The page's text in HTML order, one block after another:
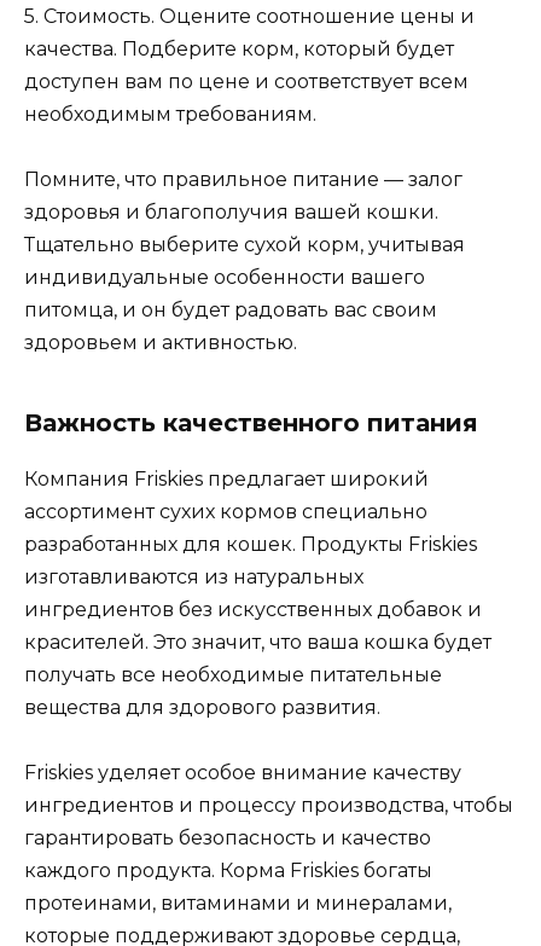
5. Стоимость. Оцените соотношение цены и
качества. Подберите корм, который будет
доступен вам по цене и соответствует всем
необходимым требованиям.
Помните, что правильное питание — залог
здоровья и благополучия вашей кошки.
Тщательно выберите сухой корм, учитывая
индивидуальные особенности вашего
питомца, и он будет радовать вас своим
здоровьем и активностью.
Важность качественного питания
Компания Friskies предлагает широкий
ассортимент сухих кормов специально
разработанных для кошек. Продукты Friskies
изготавливаются из натуральных
ингредиентов без искусственных добавок и
красителей. Это значит, что ваша кошка будет
получать все необходимые питательные
вещества для здорового развития.
Friskies уделяет особое внимание качеству
ингредиентов и процессу производства, чтобы
гарантировать безопасность и качество
каждого продукта. Корма Friskies богаты
протеинами, витаминами и минералами,
которые поддерживают здоровье сердца,